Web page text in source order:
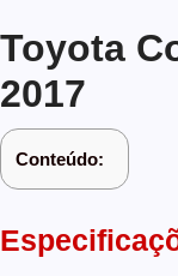
Toyota
2017
Conteúdo: